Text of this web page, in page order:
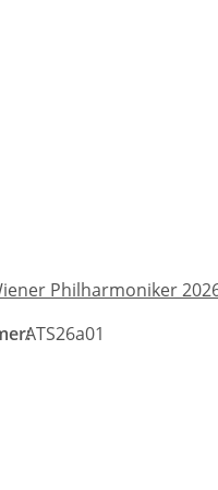
Philharmoniker
ATS26a01